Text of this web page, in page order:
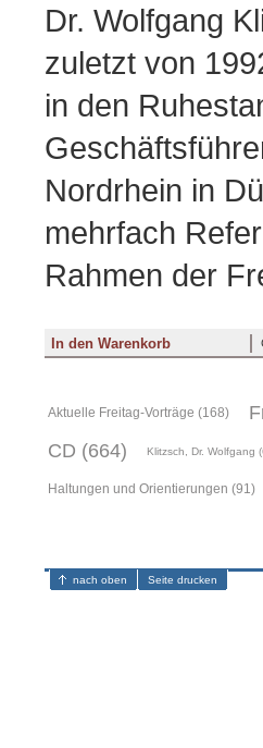
Dr. Wolfgang
zuletzt von
in den
Nordrhein in
mehrfach
Rahmen der
Aktuelle Freitag-Vorträge (168)
CD (664)
Klitzsch, Dr. Wolfgang
Haltungen und Orientierungen (91)
nach oben Seite drucken